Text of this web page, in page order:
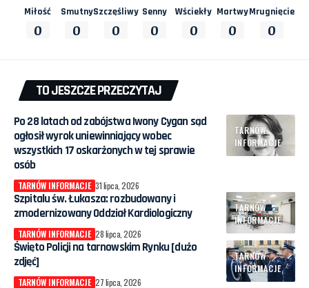
Miłość
0
Smutny
0
Szczęśliwy
0
Senny
0
Wściekły
0
Martwy
0
Mrugnięcie
0
TO JESZCZE PRZECZYTAJ
TARNÓW
INFORMACJE
Po 28 latach od zabójstwa Iwony Cygan sąd
ogłosił wyrok uniewinniający wobec
wszystkich 17 oskarżonych w tej sprawie
osób
TARNÓW INFORMACJE 31 lipca, 2026
TARNÓW
INFORMACJE
Szpitalu św. Łukasza: rozbudowany i
zmodernizowany Oddział Kardiologiczny
TARNÓW INFORMACJE 28 lipca, 2026
TARNÓW
INFORMACJE
Święto Policji na tarnowskim Rynku [dużo
zdjęć]
TARNÓW INFORMACJE 27 lipca, 2026